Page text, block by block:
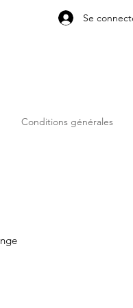
Se
Conditions générales